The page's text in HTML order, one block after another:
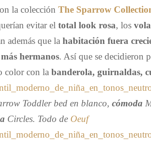
la colecciónThe Sparrow
evitar eltotal look rosa, los
además que lahabitación fuera
hermanos. Así que se decidieron
color con labanderola, guirnaldas,
Toddler bed en blanco,cómoda
Circles. Todo de Oeuf